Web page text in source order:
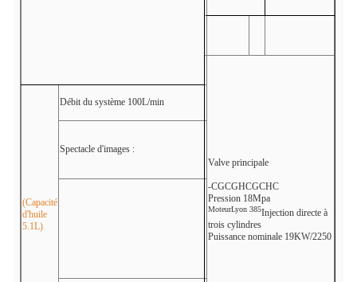
Valve principale
-CGCGHCGCHC
Pression 18Mpa
MoteurLyon 385Injection directe à
trois cylindres
Puissance nominale 19KW/2250
(Capacité
d'huile
5.1L)
Débit du système 100L/min
Spectacle d'images :